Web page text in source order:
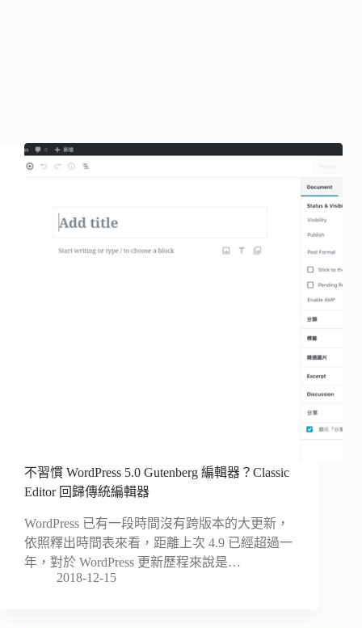
不習慣 WordPress 5.0 Gutenberg 編輯器？Classic
Editor 回歸傳統編輯器
WordPress 已有一段時間沒有跨版本的大更新，
依照釋出時間表來看，距離上次 4.9 已經超過一
年，對於 WordPress 更新歷程來說是…
2018-12-15